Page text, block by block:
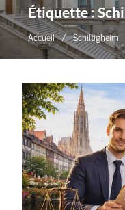
Étiquette :
Accueil Schiltigheim